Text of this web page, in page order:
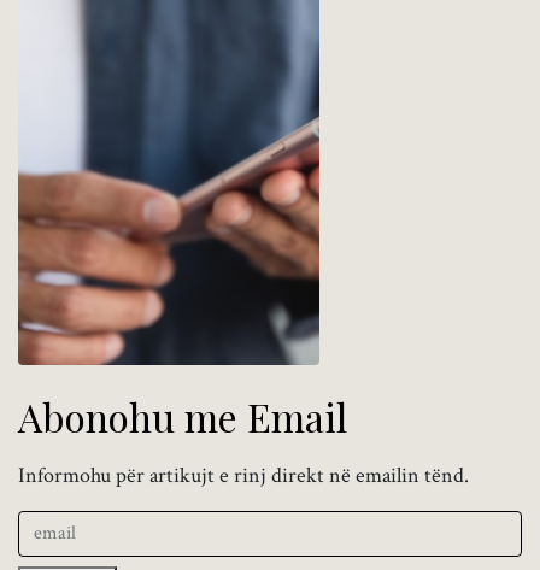
Abonohu me Email
Informohu për artikujt e rinj direkt në emailin tënd.